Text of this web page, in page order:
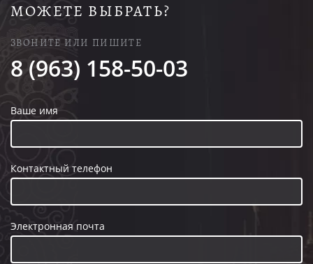
МОЖЕТЕ ВЫБРАТЬ?
ЗВОНИТЕ ИЛИ ПИШИТЕ
8 (963) 158-50-03
Ваше имя
Контактный телефон
Электронная почта